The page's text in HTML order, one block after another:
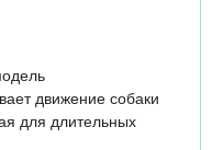
движение собаки
для длительных